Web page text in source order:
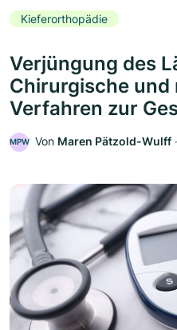
Kieferorthopädie
Verjüngung des
Chirurgische
Verfahren zur
MPW Von Maren Pätzold-Wulff ‧